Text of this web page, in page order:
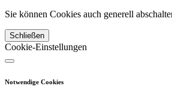
Sie können Cookies auch generell
Schließen
Cookie-Einstellungen
Notwendige Cookies